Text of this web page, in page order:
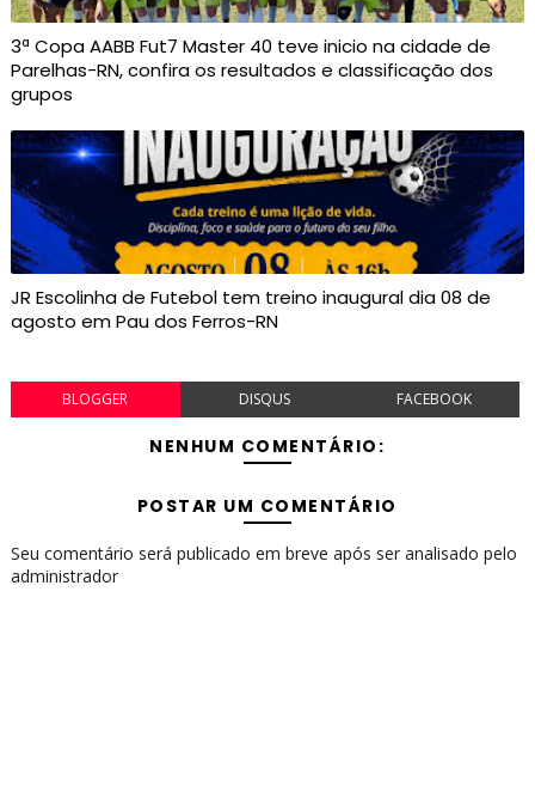
3ª Copa AABB Fut7 Master 40 teve inicio na cidade de
Parelhas-RN, confira os resultados e classificação dos
grupos
JR Escolinha de Futebol tem treino inaugural dia 08 de
agosto em Pau dos Ferros-RN
BLOGGER DISQUS FACEBOOK
NENHUM COMENTÁRIO:
POSTAR UM COMENTÁRIO
Seu comentário será publicado em breve após ser analisado pelo
administrador